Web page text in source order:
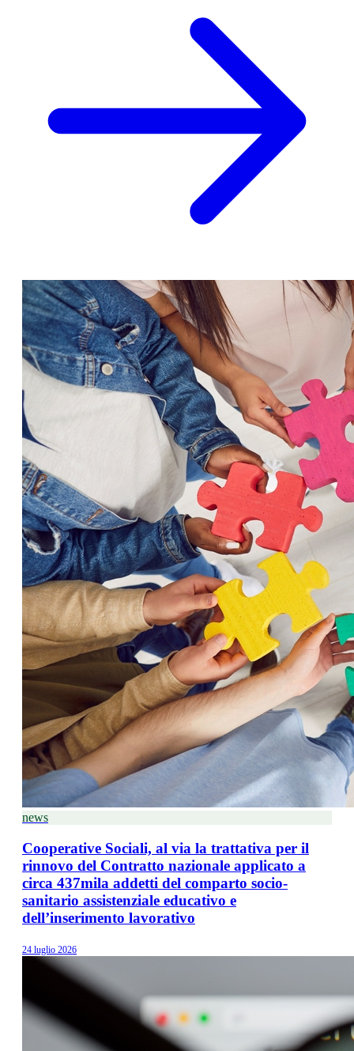
news
Cooperative Sociali, al via la trattativa per il
rinnovo del Contratto nazionale applicato a
circa 437mila addetti del comparto socio-
sanitario assistenziale educativo e
dell’inserimento lavorativo
24 luglio 2026